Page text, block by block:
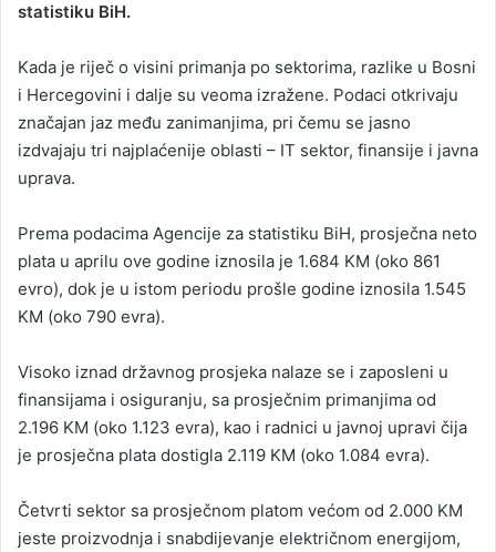
statistiku BiH.
Kada je riječ o visini primanja po sektorima, razlike u Bosni
i Hercegovini i dalje su veoma izražene. Podaci otkrivaju
značajan jaz među zanimanjima, pri čemu se jasno
izdvajaju tri najplaćenije oblasti – IT sektor, finansije i javna
uprava.
Prema podacima Agencije za statistiku BiH, prosječna neto
plata u aprilu ove godine iznosila je 1.684 KM (oko 861
evro), dok je u istom periodu prošle godine iznosila 1.545
KM (oko 790 evra).
Visoko iznad državnog prosjeka nalaze se i zaposleni u
finansijama i osiguranju, sa prosječnim primanjima od
2.196 KM (oko 1.123 evra), kao i radnici u javnoj upravi čija
je prosječna plata dostigla 2.119 KM (oko 1.084 evra).
Četvrti sektor sa prosječnom platom većom od 2.000 KM
jeste proizvodnja i snabdijevanje električnom energijom,